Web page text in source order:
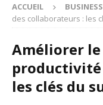
ACCUEIL BUSINESS
des collaborateurs : les
Améliorer
productivité
les clés du